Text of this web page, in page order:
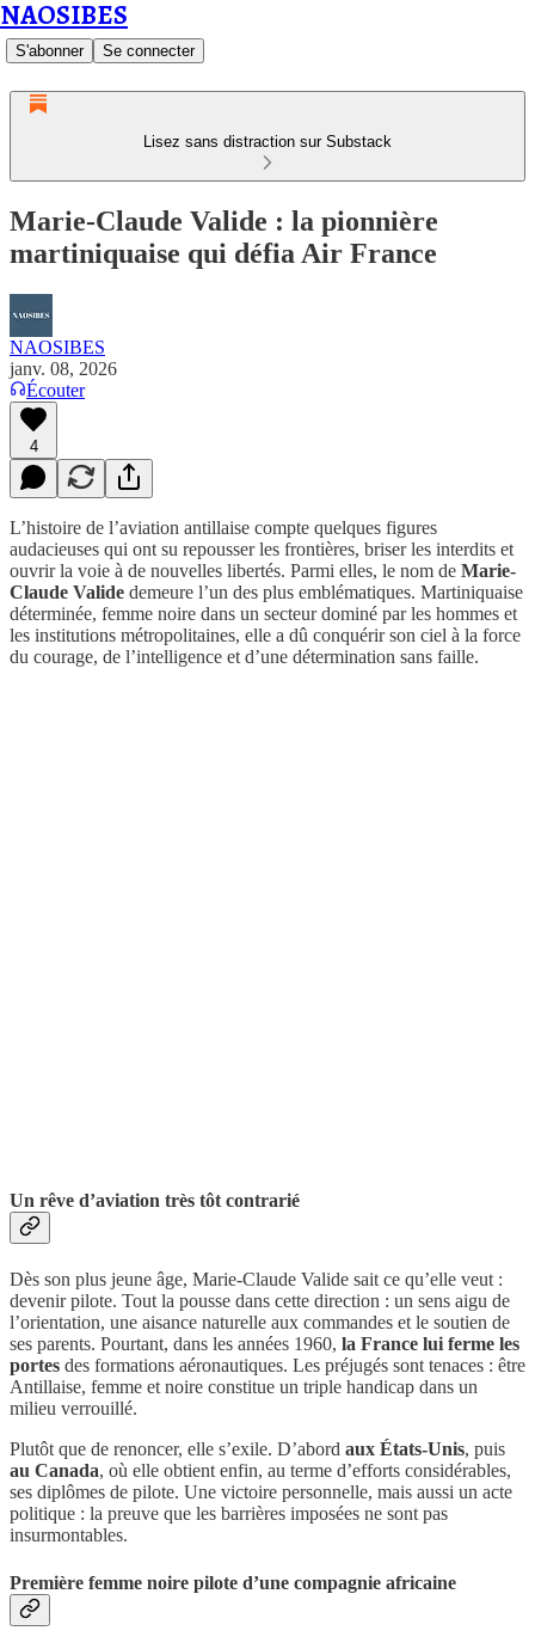
NAOSIBES
S'abonner Se connecter
Lisez sans distraction sur Substack
Marie-Claude Valide : la pionnière
martiniquaise qui défia Air France
NAOSIBES
janv. 08, 2026
Écouter
4
L’histoire de l’aviation antillaise compte quelques figures
audacieuses qui ont su repousser les frontières, briser les interdits et
ouvrir la voie à de nouvelles libertés. Parmi elles, le nom de Marie-
Claude Valide demeure l’un des plus emblématiques. Martiniquaise
déterminée, femme noire dans un secteur dominé par les hommes et
les institutions métropolitaines, elle a dû conquérir son ciel à la force
du courage, de l’intelligence et d’une détermination sans faille.
Un rêve d’aviation très tôt contrarié
Dès son plus jeune âge, Marie-Claude Valide sait ce qu’elle veut :
devenir pilote. Tout la pousse dans cette direction : un sens aigu de
l’orientation, une aisance naturelle aux commandes et le soutien de
ses parents. Pourtant, dans les années 1960, la France lui ferme les
portes des formations aéronautiques. Les préjugés sont tenaces : être
Antillaise, femme et noire constitue un triple handicap dans un
milieu verrouillé.
Plutôt que de renoncer, elle s’exile. D’abord aux États-Unis, puis
au Canada, où elle obtient enfin, au terme d’efforts considérables,
ses diplômes de pilote. Une victoire personnelle, mais aussi un acte
politique : la preuve que les barrières imposées ne sont pas
insurmontables.
Première femme noire pilote d’une compagnie africaine